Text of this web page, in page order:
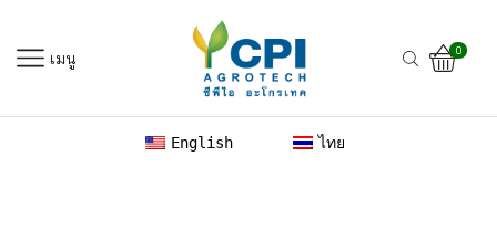
เมนู 0
English ไทย